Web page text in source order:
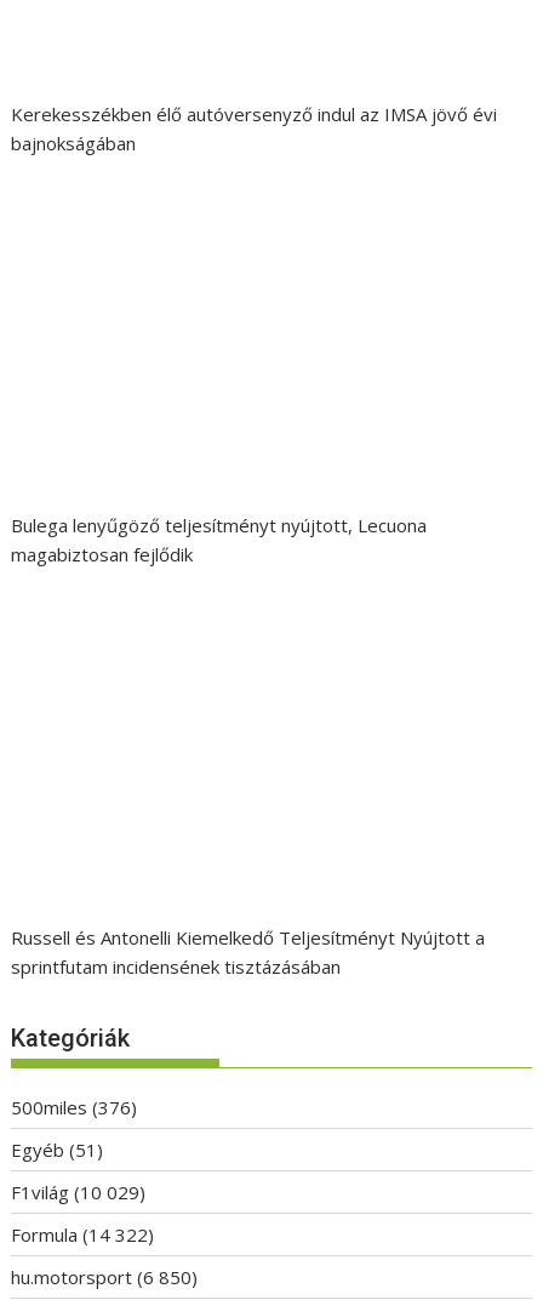
Kerekesszékben élő autóversenyző indul az IMSA jövő évi
bajnokságában
Bulega lenyűgöző teljesítményt nyújtott, Lecuona
magabiztosan fejlődik
Russell és Antonelli Kiemelkedő Teljesítményt Nyújtott a
sprintfutam incidensének tisztázásában
Kategóriák
500miles (376)
Egyéb (51)
F1világ (10 029)
Formula (14 322)
hu.motorsport (6 850)